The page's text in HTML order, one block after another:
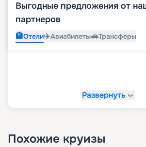
Выгодные предложения от
партнеров
🏨Отели✈️Авиабилеты🚗Трансферы
Развернуть
Похожие круизы